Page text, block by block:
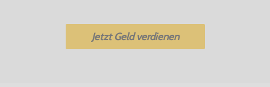
Jetzt Geld verdienen